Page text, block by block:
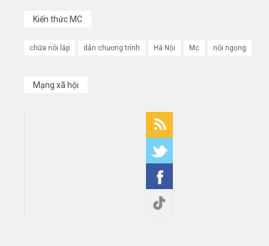
Kiến thức MC
chữa nói lắp dẫn chương trình Hà Nội Mc nói ngọng
Mạng xã hội